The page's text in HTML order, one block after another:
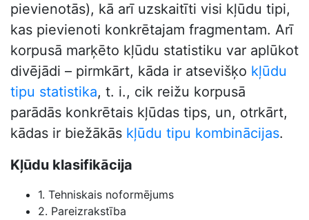
pievienotās), kā arī uzskaitīti visi kļūdu tipi,
kas pievienoti konkrētajam fragmentam. Arī
korpusā marķēto kļūdu statistiku var aplūkot
divējādi – pirmkārt, kāda ir atsevišķo kļūdu
tipu statistika, t. i., cik reižu korpusā
parādās konkrētais kļūdas tips, un, otrkārt,
kādas ir biežākās kļūdu tipu kombinācijas.
Kļūdu klasifikācija
1. Tehniskais noformējums
2. Pareizrakstība